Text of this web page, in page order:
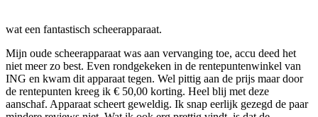
wat een fantastisch scheerapparaat.
Mijn oude scheerapparaat was aan vervanging toe, accu deed het
niet meer zo best. Even rondgekeken in de rentepuntenwinkel van
ING en kwam dit apparaat tegen. Wel pittig aan de prijs maar door
de rentepunten kreeg ik € 50,00 korting. Heel blij met deze
aanschaf. Apparaat scheert geweldig. Ik snap eerlijk gezegd de paar